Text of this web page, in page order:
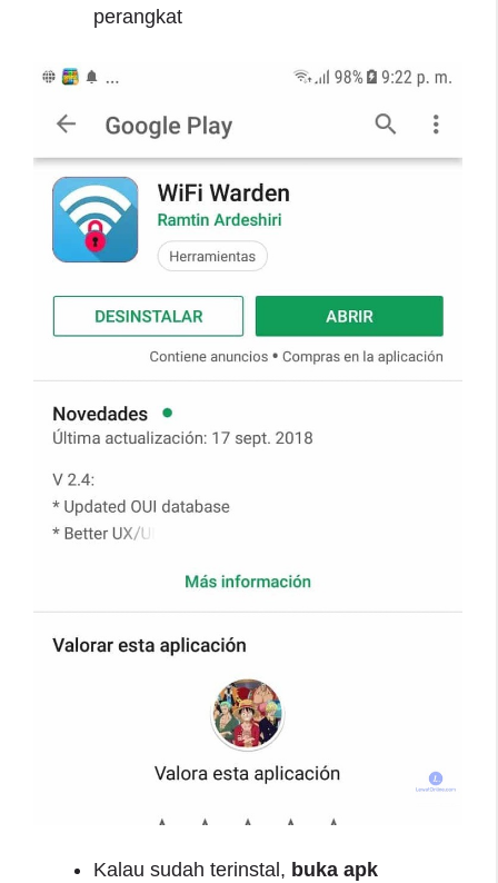
perangkat
Kalau sudah terinstal, buka apk